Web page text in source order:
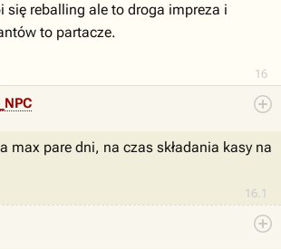
16
się reballing ale to droga impreza i
to partacze.
16.1
max pare dni, na czas składania kasy na